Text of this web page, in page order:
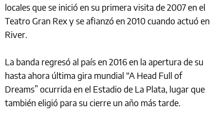
locales que se inició en su primera visita de 2007 en el
Teatro Gran Rex y se afianzó en 2010 cuando actuó en
River.
La banda regresó al país en 2016 en la apertura de su
hasta ahora última gira mundial “A Head Full of
Dreams” ocurrida en el Estadio de La Plata, lugar que
también eligió para su cierre un año más tarde.